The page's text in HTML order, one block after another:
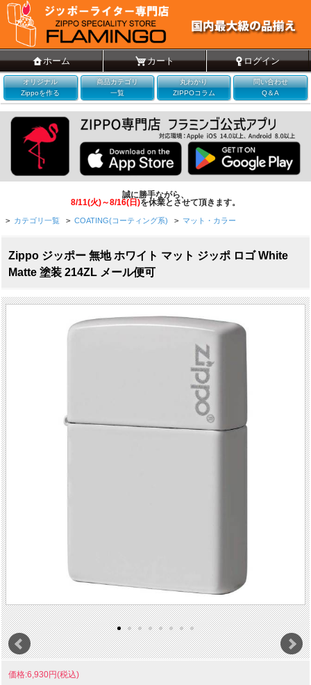
ホーム カート ログイン
オリジナル
Zippoを作る
商品カテゴリ
一覧
丸わかり
ZIPPOコラム
問い合わせ
Q＆A
誠に勝手ながら、
8/11(火)～8/16(日)を休業とさせて頂きます。
> カテゴリ一覧 > COATING(コーティング系) > マット・カラー
Zippo ジッポー 無地 ホワイト マット ジッポ ロゴ White
Matte 塗装 214ZL メール便可
価格:6,930円(税込)